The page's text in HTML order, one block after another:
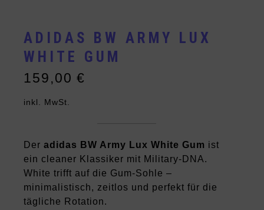
ADIDAS BW ARMY LUX
WHITE GUM
159,00€
inkl. MwSt.
Deradidas BW Army Lux White Gum ist
ein cleaner Klassiker mit Military-DNA.
White trifft auf die Gum-Sohle –
minimalistisch, zeitlos und perfekt für die
tägliche Rotation.